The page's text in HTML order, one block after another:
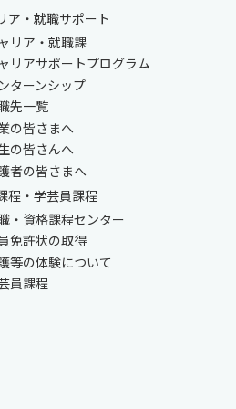
ア・就職サポート
リア・就職課
リアサポートプログラム
ターンシップ
先一覧
の皆さまへ
の皆さんへ
者の皆さまへ
程・学芸員課程
・資格課程センター
免許状の取得
等の体験について
員課程